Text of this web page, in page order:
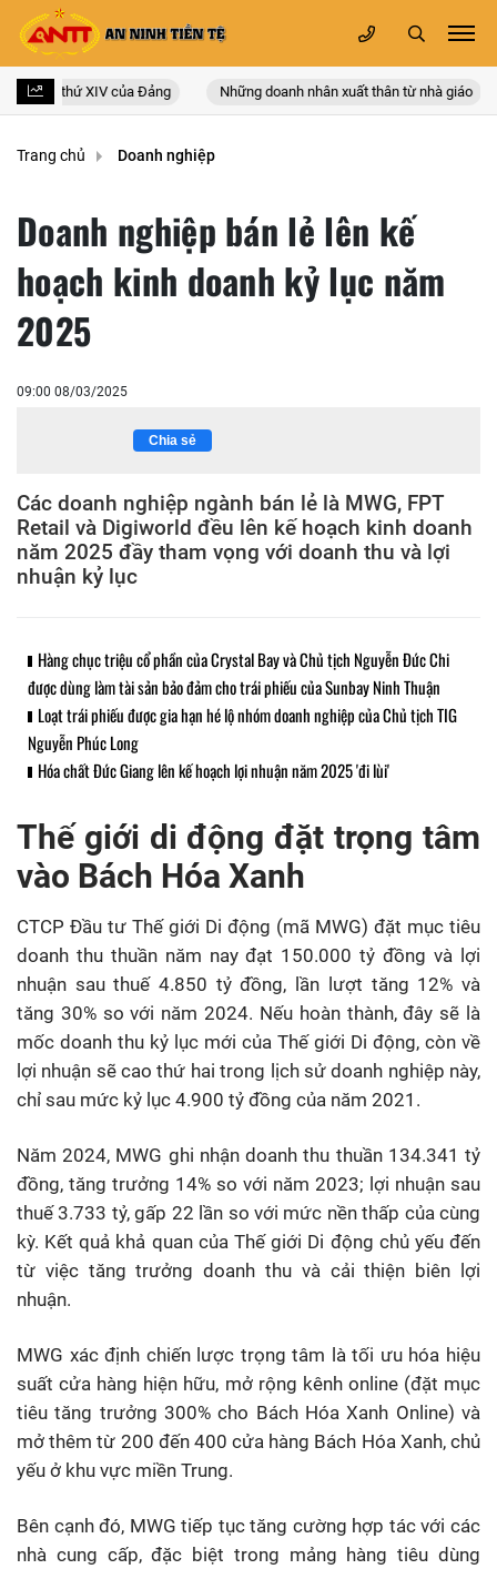
lần thứ XIV của Đảng Những doanh nhân xuất thân từ nhà giáo
Trang chủ Doanh nghiệp
Doanh nghiệp bán lẻ lên kế
hoạch kinh doanh kỷ lục năm
2025
09:00 08/03/2025
Chia sẻ
Các doanh nghiệp ngành bán lẻ là MWG, FPT
Retail và Digiworld đều lên kế hoạch kinh doanh
năm 2025 đầy tham vọng với doanh thu và lợi
nhuận kỷ lục
Hàng chục triệu cổ phần của Crystal Bay và Chủ tịch Nguyễn Đức Chi
được dùng làm tài sản bảo đảm cho trái phiếu của Sunbay Ninh Thuận
Loạt trái phiếu được gia hạn hé lộ nhóm doanh nghiệp của Chủ tịch TIG
Nguyễn Phúc Long
Hóa chất Đức Giang lên kế hoạch lợi nhuận năm 2025 'đi lùi'
Thế giới di động đặt trọng tâm
vào Bách Hóa Xanh
CTCP Đầu tư Thế giới Di động (mã MWG) đặt mục tiêu
doanh thu thuần năm nay đạt 150.000 tỷ đồng và lợi
nhuận sau thuế 4.850 tỷ đồng, lần lượt tăng 12% và
tăng 30% so với năm 2024. Nếu hoàn thành, đây sẽ là
mốc doanh thu kỷ lục mới của Thế giới Di động, còn về
lợi nhuận sẽ cao thứ hai trong lịch sử doanh nghiệp này,
chỉ sau mức kỷ lục 4.900 tỷ đồng của năm 2021.
Năm 2024, MWG ghi nhận doanh thu thuần 134.341 tỷ
đồng, tăng trưởng 14% so với năm 2023; lợi nhuận sau
thuế 3.733 tỷ, gấp 22 lần so với mức nền thấp của cùng
kỳ. Kết quả khả quan của Thế giới Di động chủ yếu đến
từ việc tăng trưởng doanh thu và cải thiện biên lợi
nhuận.
MWG xác định chiến lược trọng tâm là tối ưu hóa hiệu
suất cửa hàng hiện hữu, mở rộng kênh online (đặt mục
tiêu tăng trưởng 300% cho Bách Hóa Xanh Online) và
mở thêm từ 200 đến 400 cửa hàng Bách Hóa Xanh, chủ
yếu ở khu vực miền Trung.
Bên cạnh đó, MWG tiếp tục tăng cường hợp tác với các
nhà cung cấp, đặc biệt trong mảng hàng tiêu dùng